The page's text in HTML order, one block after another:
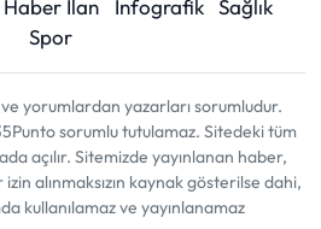
Haber İlan İnfografik Sağlık
Spor
yorumlardan yazarları sorumludur.
sorumlu tutulamaz. Sitedeki tüm
açılır. Sitemizde yayınlanan haber,
alınmaksızın kaynak gösterilse dahi,
kullanılamaz ve yayınlanamaz